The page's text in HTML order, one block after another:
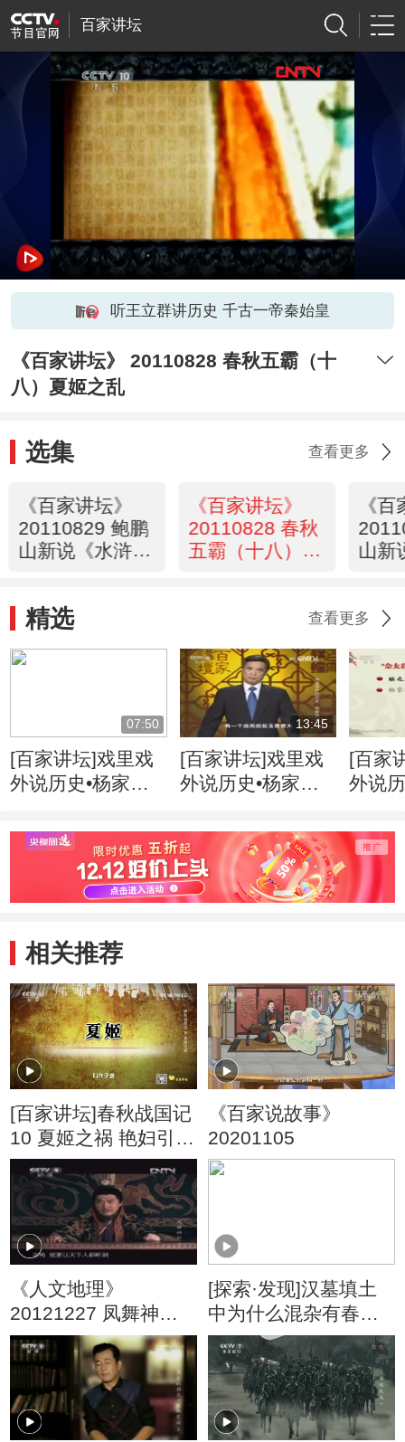
百家讲坛
听王立群讲历史 千古一帝秦始皇
《百家讲坛》 20110828 春秋五霸（十
八）夏姬之乱
选集 查看更多
《百家讲坛》
20110829 鲍鹏
山新说《水浒》
《百家讲坛》
20110828 春秋
五霸（十八）夏
《
山新
精选 查看更多
07:50
[百家讲坛]戏里戏
外说历史•杨家将
13:45
[百家讲坛]戏里戏
外说历史•杨家将
[百家
外说
相关推荐
[百家讲坛]春秋战国记
10 夏姬之祸 艳妇引纷
争
《百家说故事》
20201105
《人文地理》
20121227 凤舞神州
第三集 凤之鸣
[探索·发现]汉墓填土
中为什么混杂有春秋
时期的陶片